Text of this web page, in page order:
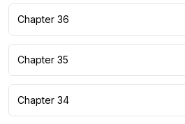
Chapter 36
Chapter 35
Chapter 34